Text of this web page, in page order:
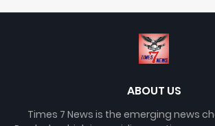
ABOUT US
Times 7 News is the emerging news